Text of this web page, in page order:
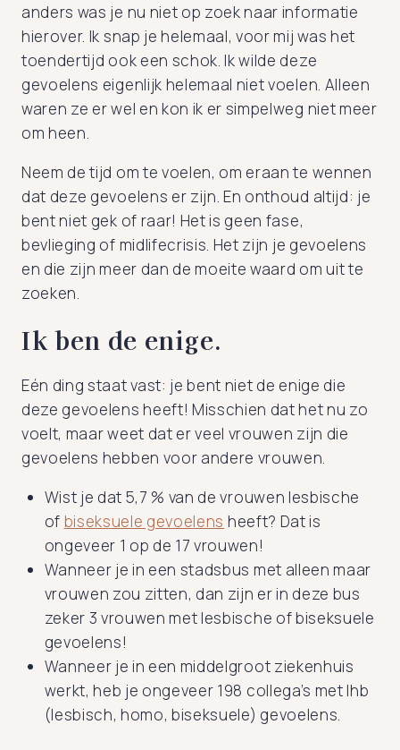
anders was je nu niet op zoek naar informatie
hierover. Ik snap je helemaal, voor mij was het
toendertijd ook een schok. Ik wilde deze
gevoelens eigenlijk helemaal niet voelen. Alleen
waren ze er wel en kon ik er simpelweg niet meer
om heen.
Neem de tijd om te voelen, om eraan te wennen
dat deze gevoelens er zijn. En onthoud altijd: je
bent niet gek of raar! Het is geen fase,
bevlieging of midlifecrisis. Het zijn je gevoelens
en die zijn meer dan de moeite waard om uit te
zoeken.
Ik ben de enige.
Eén ding staat vast: je bent niet de enige die
deze gevoelens heeft! Misschien dat het nu zo
voelt, maar weet dat er veel vrouwen zijn die
gevoelens hebben voor andere vrouwen.
Wist je dat 5,7 % van de vrouwen lesbische
of biseksuele gevoelens heeft? Dat is
ongeveer 1 op de 17 vrouwen!
Wanneer je in een stadsbus met alleen maar
vrouwen zou zitten, dan zijn er in deze bus
zeker 3 vrouwen met lesbische of biseksuele
gevoelens!
Wanneer je in een middelgroot ziekenhuis
werkt, heb je ongeveer 198 collega’s met lhb
(lesbisch, homo, biseksuele) gevoelens.